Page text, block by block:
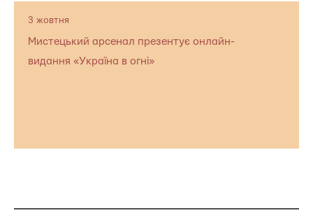
3 жовтня
Мистецький арсенал презентує онлайн-
видання «Україна в огні»